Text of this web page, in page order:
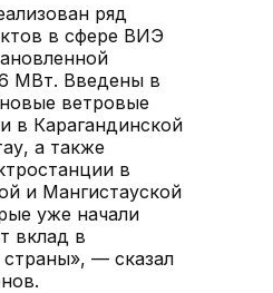
ряд
в сфере ВИЭ
МВт. Введены в
ветровые
в Карагандинской
а также
в
и Мангистауской
уже начали
вклад в
страны», — сказал